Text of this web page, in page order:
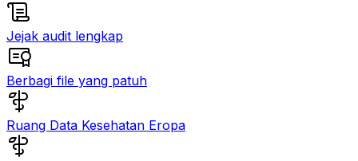
Jejak audit lengkap
Berbagi file yang patuh
Ruang Data Kesehatan Eropa